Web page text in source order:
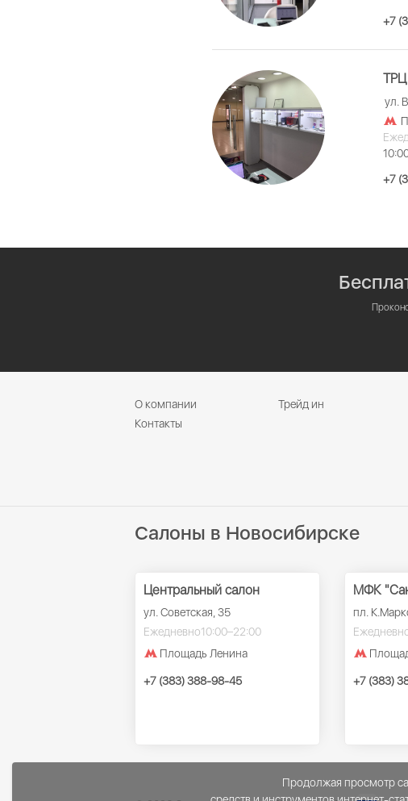
+7
ТРЦ
ул.
+7
О компании Трейд ин
Контакты
Салоны в Новосибирске
Центральный салон
ул. Советская, 35
Ежедневно10:00–22:00
Площадь Ленина
+7 (383) 388-98-45
МФК
пл.
+7 (383)
Продолжая просмотр